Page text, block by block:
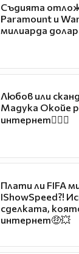
Съдията
Paramount и
милиарда
Любов или
Мадука Окойе
интернет❤️‍🔥🔥
Плати ли FIFA
IShowSpeed?!
сделката,
интернет🤑💥